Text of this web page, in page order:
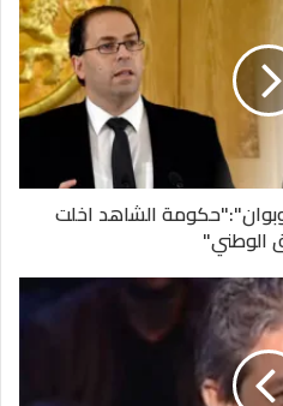
الشاهد اخلت
الوطني"